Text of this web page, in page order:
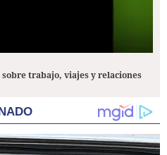
trabajo, viajes y relaciones